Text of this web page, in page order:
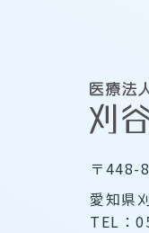
〒448-
愛知県
TEL：